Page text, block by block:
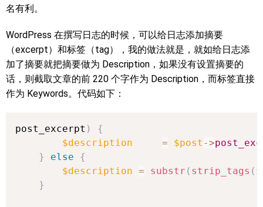
名有利。
WordPress 在撰写日志的时候，可以给日志添加摘要
（excerpt）和标签（tag），我的做法就是，就如给日志添
加了摘要就把摘要做为 Description，如果没有设置摘要的
话，则截取文章的前 220 个字作为 Description，而标签直接
作为 Keywords。代码如下：
post_excerpt )
{
$description
= $post ->
}
else
{
$description = substr ( strip_tags (
}